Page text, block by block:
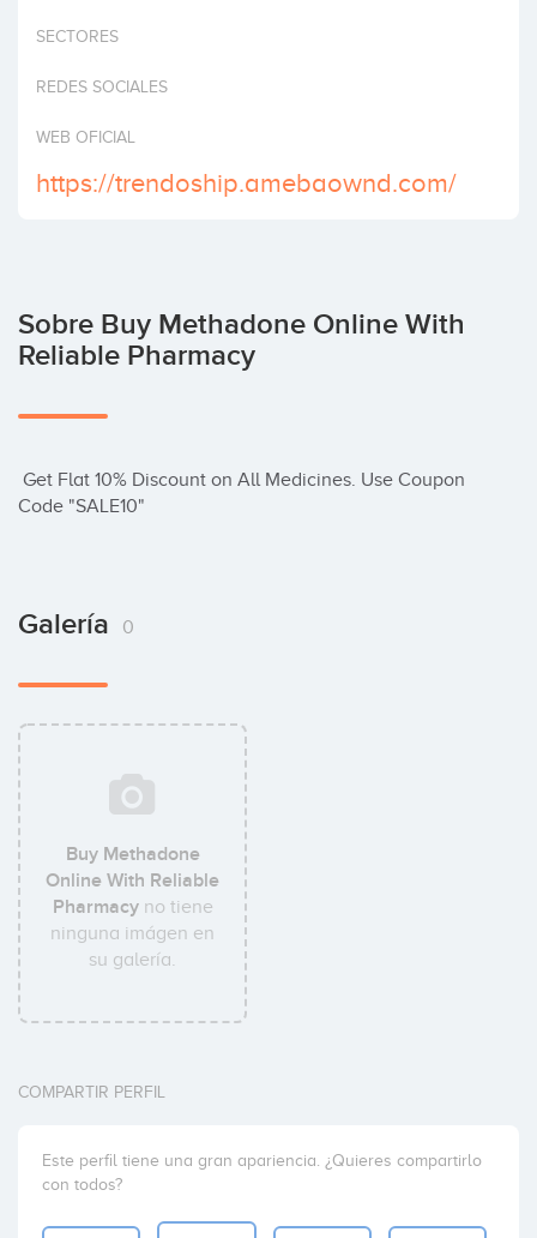
SECTORES
REDES SOCIALES
WEB OFICIAL
https://trendoship.amebaownd.com/
Sobre Buy Methadone Online With
Reliable Pharmacy
Code "SALE10"
Galería 0
Buy Methadone
Online With Reliable
Pharmacyno tiene
ninguna imágen en
su galería.
COMPARTIR PERFIL
Este perfil tiene una gran apariencia. ¿Quieres compartirlo
con todos?